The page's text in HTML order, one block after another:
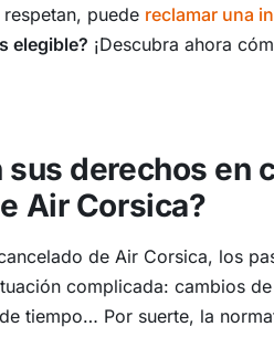
puede reclamar una
elegible? ¡Descubra ahora
sus derechos en
Air Corsica?
de Air Corsica, los
complicada: cambios
tiempo… Por suerte, la